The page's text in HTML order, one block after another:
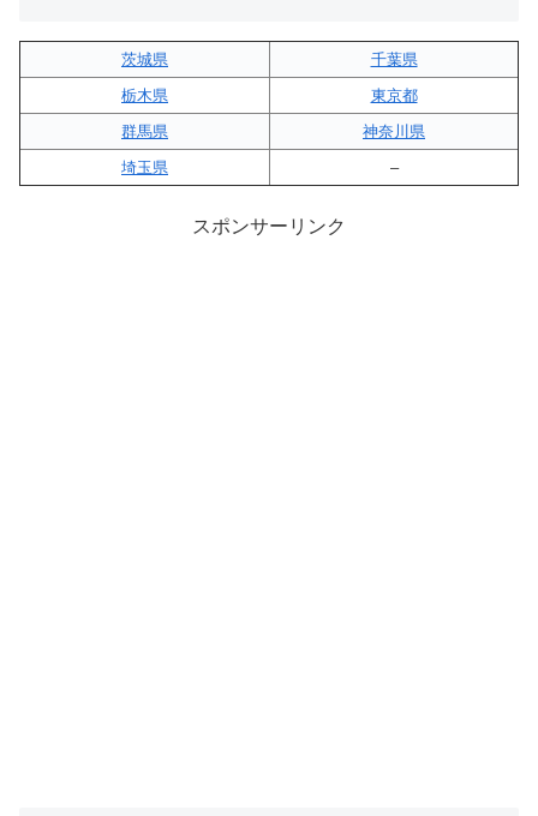
茨城県
千葉県
栃木県
東京都
群馬県
神奈川県
埼玉県
–
スポンサーリンク